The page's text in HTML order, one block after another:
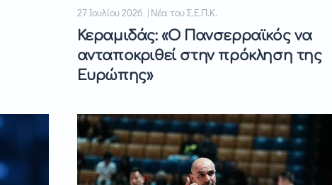
27 Ιουλίου 2026 | Νέα του Σ.Ε.Π.Κ.
Κεραμιδάς: «Ο Πανσερραϊκός να
ανταποκριθεί στην πρόκληση της
Ευρώπης»